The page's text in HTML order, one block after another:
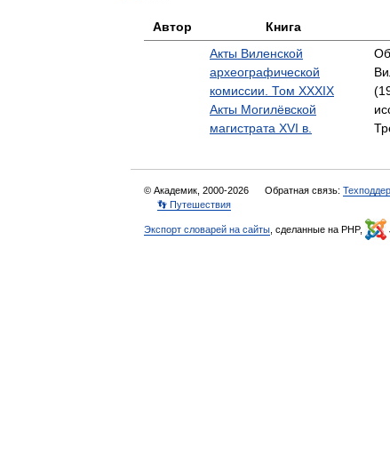
Автор Книга
Акты Виленской
археографической
комиссии. Том XXXIX
Акты Могилёвской
магистрата XVI в.
© Академик, 2000-2026 Обратная связь:
👣 Путешествия
Экспорт словарей на сайты , сделанные на PHP,